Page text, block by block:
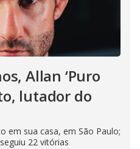
Allan ‘Puro
lutador do
em sua casa, em São Paulo;
22 vitórias